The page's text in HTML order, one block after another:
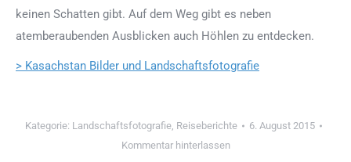
keinen Schatten gibt. Auf dem Weg gibt es neben
atemberaubenden Ausblicken auch Höhlen zu entdecken.
> Kasachstan Bilder und Landschaftsfotografie
Kategorie: Landschaftsfotografie, Reiseberichte
6. August 2015
Kommentar hinterlassen